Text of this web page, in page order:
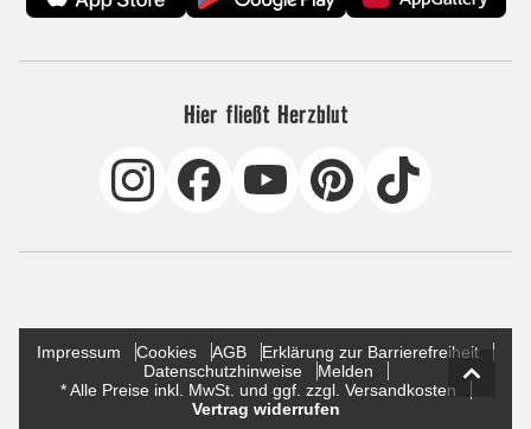
Hier fließt Herzblut
Impressum Cookies AGB
Erklärung zur Barrierefreiheit
Datenschutzhinweise
Melden
* Alle Preise inkl. MwSt. und ggf. zzgl. Versandkosten
Vertrag widerrufen